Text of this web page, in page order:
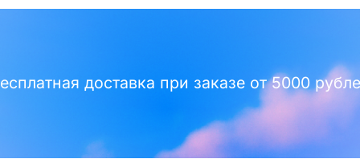
доставка при заказе от 5000